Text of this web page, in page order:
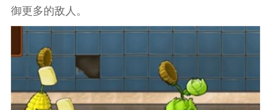
御更多的敌人。